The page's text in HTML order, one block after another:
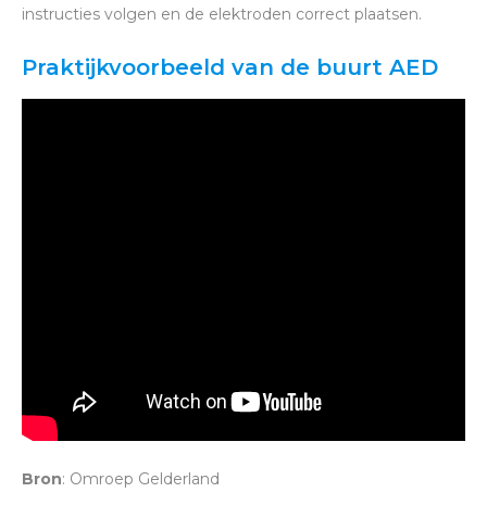
instructies volgen en de elektroden correct plaatsen.
Praktijkvoorbeeld van de buurt AED
Bron: Omroep Gelderland